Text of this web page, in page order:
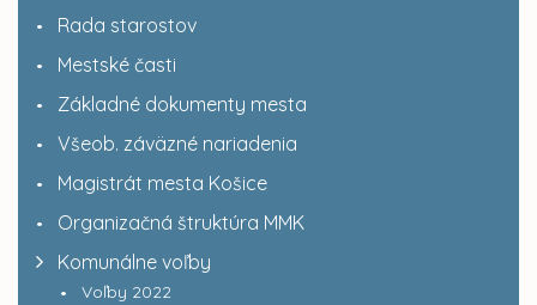
Rada starostov
Mestské časti
Základné dokumenty mesta
Všeob. záväzné nariadenia
Magistrát mesta Košice
Organizačná štruktúra MMK
Komunálne voľby
Voľby 2022